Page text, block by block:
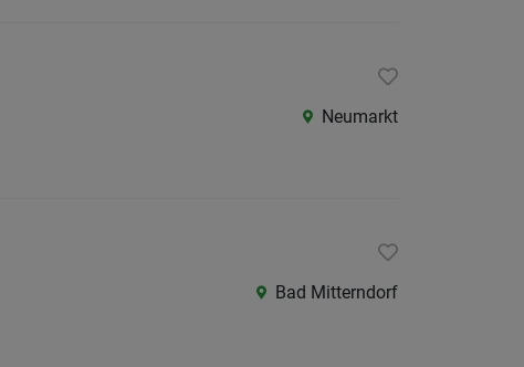
Neumarkt
Bad Mitterndorf